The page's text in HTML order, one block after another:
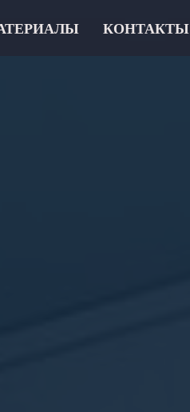
КОНТАКТЫ